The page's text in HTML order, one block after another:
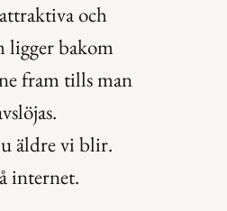
och
ligger bakom
fram tills man
äldre vi blir.
internet.